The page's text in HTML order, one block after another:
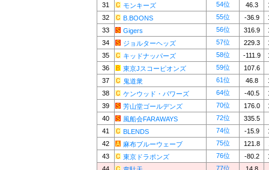
31
モンキーズ 54位 46.3
32
B.BOONS 55位 -36.9
33
Gigers 56位 316.9
34
ジョルターヘッズ 57位 229.3
35
キッドナッパーズ 58位 -111.9
36
東京Jスコーピオンズ 59位
107.6
37
鬼道衆 61位 46.8
38
ケンウッド・パワーズ 64位 -40.5
39
芳山堂ゴールデンズ 70位 176.0
40
風船会FARAWAYS 72位
335.5
41
BLENDS 74位 -15.9
42
麻布ブルーウェーブ 75位 121.8
43
東京ドラポンズ 76位 -80.2
77位